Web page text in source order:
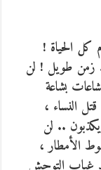
الحياة !
زمن طويل ! لن
بشاعة
النساء ،
.. لن
الأمطار ،